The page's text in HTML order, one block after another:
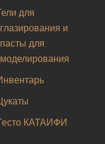
для
глазирования и
пасты для
моделирования
КАТАИФИ